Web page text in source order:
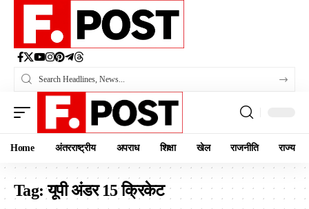
Home अंतरराष्ट्रीय अपराध शिक्षा खेल राजनीति राज्य
Tag:यूपी अंडर 15 क्रिकेट